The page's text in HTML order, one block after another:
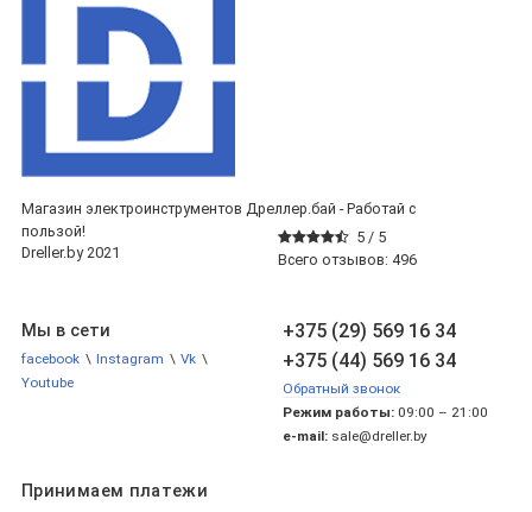
Магазин электроинструментов Дреллер.бай - Работай с
пользой!
5 / 5
Всего отзывов: 496
Dreller.by 2021
+375 (29) 569 16 34
+375 (44) 569 16 34
Обратный звонок
Режим работы: 09:00 – 21:00
e-mail: sale@dreller.by
Мы в сети
facebook \ Instagram \ Vk \
Youtube
Принимаем платежи